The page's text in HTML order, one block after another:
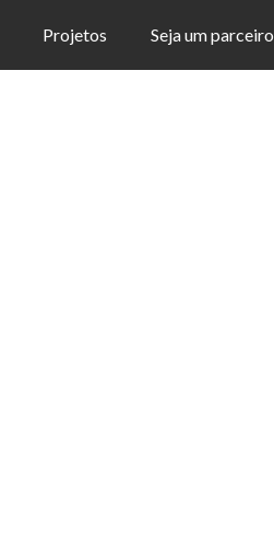
Projetos Seja um parceiro